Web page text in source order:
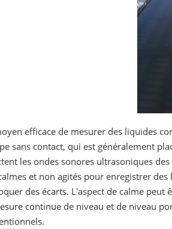
efficace de mesurer des liquides
sans contact, qui est généralement
les ondes sonores ultrasoniques
et non agités pour enregistrer
des écarts. L'aspect de calme
continue de niveau et de niveau